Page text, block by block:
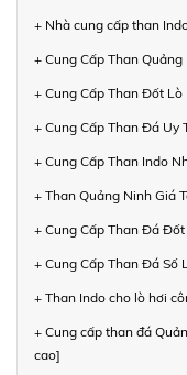
+ Nhà cung cấp than
+ Cung Cấp Than
+ Cung Cấp Than Đốt
+ Cung Cấp Than Đá Uy
+ Cung Cấp Than Indo
+ Than Quảng Ninh Giá
+ Cung Cấp Than Đá
+ Cung Cấp Than Đá Số
+ Than Indo cho lò hơi
+ Cung cấp than đá
cao]